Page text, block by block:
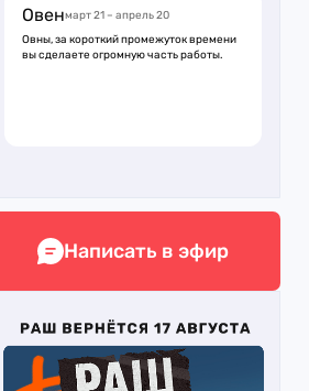
Овенмарт 21 – апрель 20
Овны, за короткий промежуток времени
вы сделаете огромную часть работы.
Написать в эфир